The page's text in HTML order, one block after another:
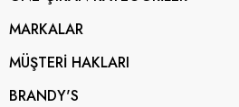
MARKALAR
MÜŞTERİ HAKLARI
BRANDY'S